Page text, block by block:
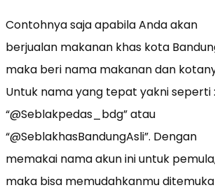
Contohnya saja apabila Anda akan
berjualan makanan khas kota
maka beri nama makanan dan
Untuk nama yang tepat yakni seperti :
“@Seblakpedas_bdg” atau
“@SeblakhasBandungAsli”. Dengan
memakai nama akun ini untuk
maka bisa memudahkanmu